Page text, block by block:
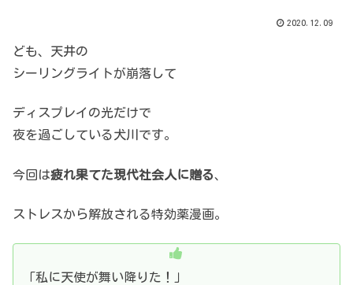
2020.12.09
ども、天井の
シーリングライトが崩落して
ディスプレイの光だけで
夜を過ごしている犬川です。
今回は疲れ果てた現代社会人に贈る、
ストレスから解放される特効薬漫画。
「私に天使が舞い降りた！」